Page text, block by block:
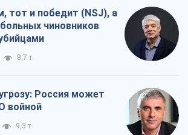
тот и победит (NSJ), а
чиновников
8,7 т.
Россия может
войной
9,3 т.